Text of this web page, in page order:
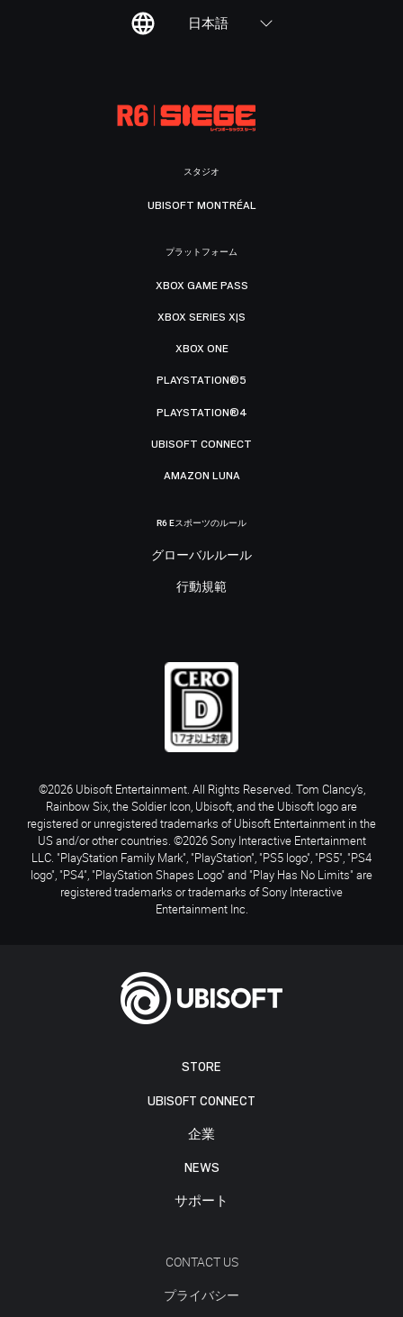
日本語
STORE
UBISOFT CONNECT
企業
NEWS
サポート
CONTACT US
プライバシー
スタジオ
UBISOFT MONTRÉAL
プラットフォーム
XBOX GAME PASS
XBOX SERIES X|S
XBOX ONE
PLAYSTATION®5
PLAYSTATION®4
UBISOFT CONNECT
AMAZON LUNA
R6 Eスポーツのルール
グローバルルール
行動規範
©2026 Ubisoft Entertainment. All Rights Reserved. Tom Clancy’s,
Rainbow Six, the Soldier Icon, Ubisoft, and the Ubisoft logo are
registered or unregistered trademarks of Ubisoft Entertainment in the
US and/or other countries. ©2026 Sony Interactive Entertainment
LLC. "PlayStation Family Mark", "PlayStation", "PS5 logo", "PS5", "PS4
logo", "PS4", "PlayStation Shapes Logo" and "Play Has No Limits" are
registered trademarks or trademarks of Sony Interactive
Entertainment Inc.